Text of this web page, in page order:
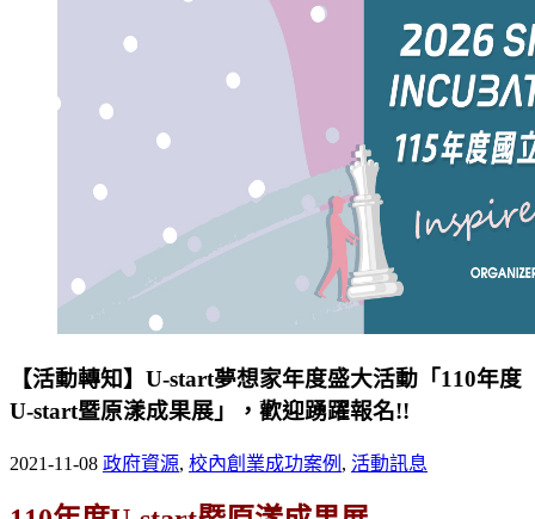
【活動轉知】U-start夢想家年度盛大活動「110年度
U-start暨原漾成果展」，歡迎踴躍報名!!
2021-11-08 政府資源, 校內創業成功案例 , 活動訊息